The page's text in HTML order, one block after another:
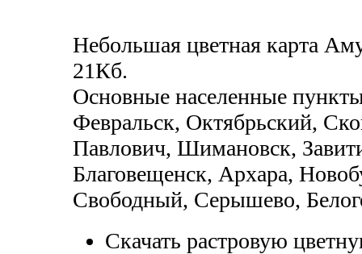
Небольшая цветная карта
21Кб.
Основные населенные
Февральск, Октябрьский,
Павлович, Шимановск,
Благовещенск, Архара,
Свободный, Серышево,
Скачать растровую